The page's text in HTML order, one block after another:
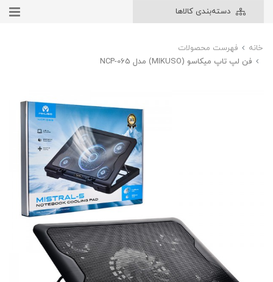
دسته‌بندی کالاها
خانه
فهرست محصولات
فن لپ تاپ میکاسو (MIKUSO) مدل NCP-065